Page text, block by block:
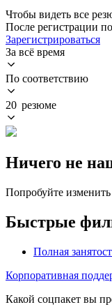
Чтобы видеть все
После регистрации
Зарегистрироваться
За всё время
По соответствию
20 резюме
Ничего не
Попробуйте
Быстрые
Полная
Корпоративная
Какой соцпакет вы